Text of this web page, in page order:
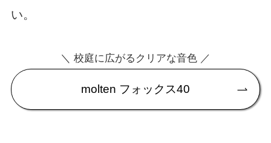
い。
＼ 校庭に広がるクリアな音色 ／
molten フォックス40